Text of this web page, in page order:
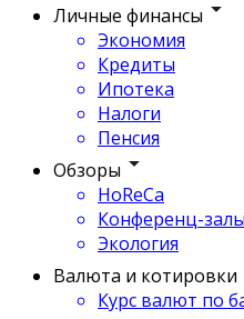
Личные финансы
Экономия
Кредиты
Ипотека
Налоги
Пенсия
Обзоры
HoReCa
Конференц-залы
Экология
Валюта и котировки
Курс валют по